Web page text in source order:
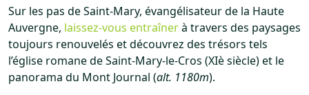
Sur les pas de Saint-Mary, évangélisateur de la Haute
Auvergne, laissez-vous entraînerà travers des paysages
toujours renouvelés et découvrez des trésors tels
l’église romane de Saint-Mary-le-Cros (XIè siècle) et le
panorama du Mont Journal (alt. 1180m).